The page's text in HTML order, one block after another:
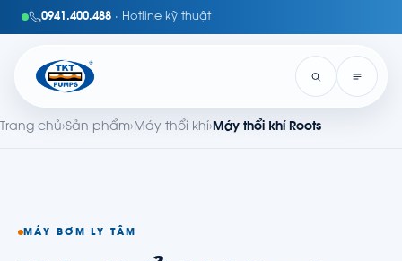
0941.400.488 · Hotline kỹ thuật
Trang chủ›Sản phẩm›Máy thổi khí›Máy thổi khí Roots
MÁY BƠM LY TÂM